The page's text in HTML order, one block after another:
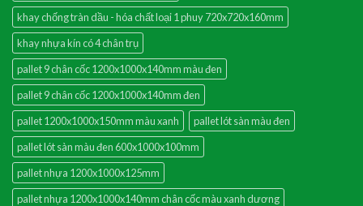
khay chống tràn dầu - hóa chất loại 1 phuy 720x720x160mm
khay nhựa kín có 4 chân trụ
pallet 9 chân cốc 1200x1000x140mm màu đen
pallet 9 chân cốc 1200x1000x140mm đen
pallet 1200x1000x150mm màu xanh
pallet lót sàn màu đen
pallet lót sàn màu đen 600x1000x100mm
pallet nhựa 1200x1000x125mm
pallet nhựa 1200x1000x140mm chân cốc màu xanh dương